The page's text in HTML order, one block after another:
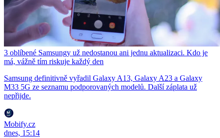
3 oblíbené Samsungy už nedostanou ani jednu aktualizaci. Kdo je
má, vážně tím riskuje každý den
Samsung definitivně vyřadil Galaxy A13, Galaxy A23 a Galaxy
M33 5G ze seznamu podporovaných modelů. Další záplata už
nepřijde.
Mobify.cz
dnes, 15:14